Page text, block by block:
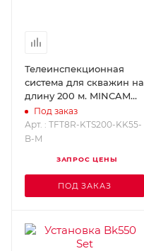
Телеинспекционная
система для скважин на
длину 200 м. MINCAM
TFT8R-KTS200-KK55-B-M
Под заказ
Арт. : TFT8R-KTS200-KK55-
B-M
ЗАПРОС ЦЕНЫ
ПОД ЗАКАЗ